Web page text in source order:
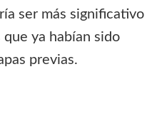
ser más significativo
ya habían sido
previas.